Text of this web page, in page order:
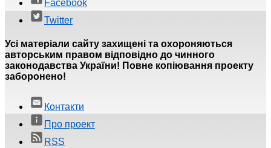
Facebook
Twitter
Усі матеріали сайту захищені та охороняються
авторським правом відповідно до чинного
законодавства України! Повне копіювання проекту
заборонено!
Контакти
Про проект
RSS